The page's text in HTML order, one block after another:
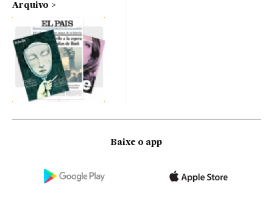
Arquivo
Baixe o app